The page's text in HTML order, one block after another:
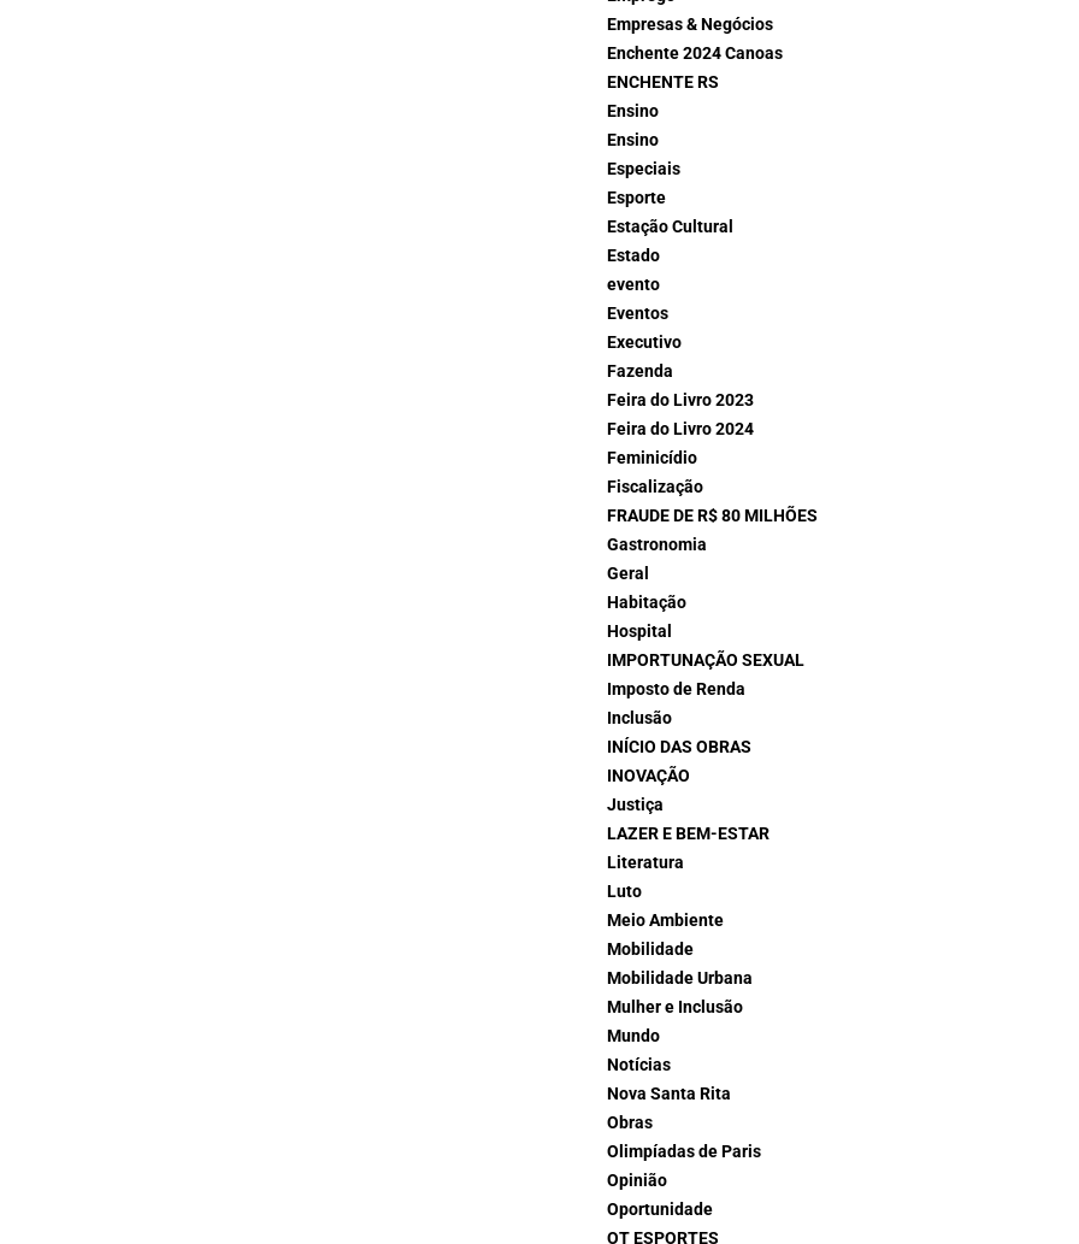
Empresas & Negócios
Enchente 2024 Canoas
ENCHENTE RS
Ensino
Ensino
Especiais
Esporte
Estação Cultural
Estado
evento
Eventos
Executivo
Fazenda
Feira do Livro 2023
Feira do Livro 2024
Feminicídio
Fiscalização
FRAUDE DE R$ 80 MILHÕES
Gastronomia
Geral
Habitação
Hospital
IMPORTUNAÇÃO SEXUAL
Imposto de Renda
Inclusão
INÍCIO DAS OBRAS
INOVAÇÃO
Justiça
LAZER E BEM-ESTAR
Literatura
Luto
Meio Ambiente
Mobilidade
Mobilidade Urbana
Mulher e Inclusão
Mundo
Notícias
Nova Santa Rita
Obras
Olimpíadas de Paris
Opinião
Oportunidade
OT ESPORTES